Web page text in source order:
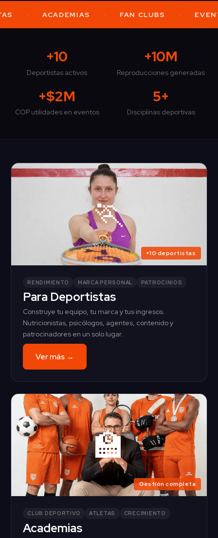
ACADEMIAS FAN CLUBS
+10
Deportistas activos
+10M
Reproducciones generadas
+$2M
COP utilidades en eventos
5+
Disciplinas deportivas
🏃
+10 deportistas
RENDIMIENTO MARCA PERSONAL PATROCINIOS
Para Deportistas
Construye tu equipo, tu marca y tus ingresos.
Nutricionistas, psicólogos, agentes, contenido y
patrocinadores en un solo lugar.
Ver más →
🏫
Gestión completa
CLUB DEPORTIVO ATLETAS CRECIMIENTO
Academias